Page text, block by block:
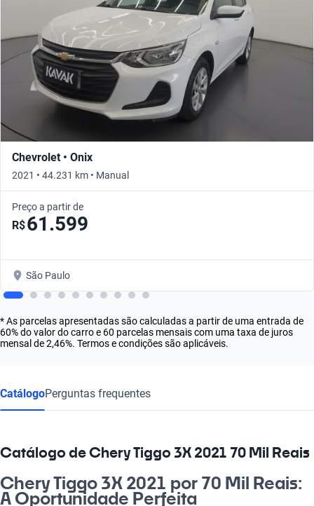
Chevrolet • Onix
2021 • 44.231 km • Manual
Preço a partir de
R$61.599
São Paulo
* As parcelas apresentadas são calculadas a partir de uma entrada de
60% do valor do carro e 60 parcelas mensais com uma taxa de juros
mensal de 2,46%. Termos e condições são aplicáveis.
CatálogoPerguntas frequentes
Catálogo de Chery Tiggo 3X 2021 70 Mil Reais
Chery Tiggo 3X 2021 por 70 Mil Reais:
A Oportunidade Perfeita